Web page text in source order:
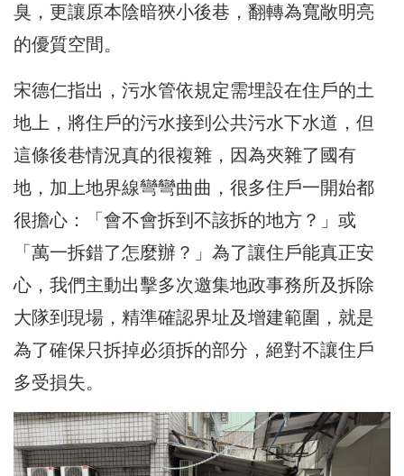
臭，更讓原本陰暗狹小後巷，翻轉為寬敞明亮
的優質空間。
宋德仁指出，污水管依規定需埋設在住戶的土
地上，將住戶的污水接到公共污水下水道，但
這條後巷情況真的很複雜，因為夾雜了國有
地，加上地界線彎彎曲曲，很多住戶一開始都
很擔心：「會不會拆到不該拆的地方？」或
「萬一拆錯了怎麼辦？」為了讓住戶能真正安
心，我們主動出擊多次邀集地政事務所及拆除
大隊到現場，精準確認界址及增建範圍，就是
為了確保只拆掉必須拆的部分，絕對不讓住戶
多受損失。